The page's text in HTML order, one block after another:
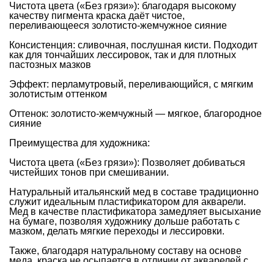
Чистота цвета («Без грязи»): благодаря высокому
качеству пигмента краска даёт чистое,
переливающееся золотисто-жемчужное сияние
Консистенция: сливочная, послушная кисти. Подходит
как для тончайших лессировок, так и для плотных
пастозных мазков
Эффект: перламутровый, переливающийся, с мягким
золотистым оттенком
Оттенок: золотисто-жемчужный — мягкое, благородное
сияние
Преимущества для художника:
Чистота цвета («Без грязи»): Позволяет добиваться
чистейших тонов при смешивании.
Натуральный итальянский мед в составе традиционно
служит идеальным пластификатором для акварели.
Мед в качестве пластификатора замедляет высыхание
на бумаге, позволяя художнику дольше работать с
мазком, делать мягкие переходы и лессировки.
Также, благодаря натуральному составу на основе